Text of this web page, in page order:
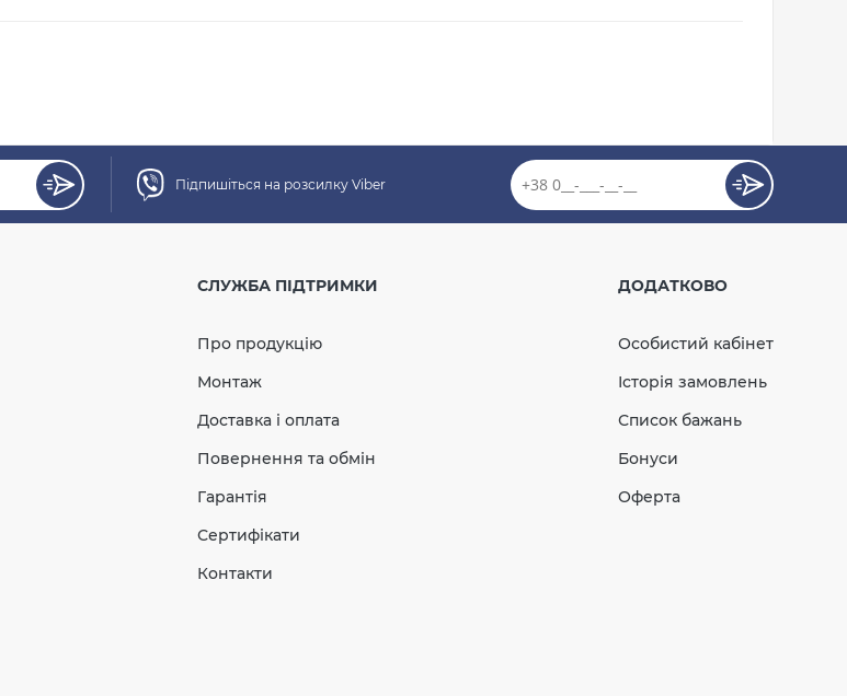
мм коричневий
Кількість
96.78
Підпишіться на розсилку Viber
СЛУЖБА ПІДТРИМКИ
Про продукцію
Монтаж
Доставка і оплата
Повернення та обмін
Гарантія
Сертифікати
Контакти
ДОДАТКОВО
Особистий кабінет
Історія замовлень
Список бажань
Бонуси
Оферта